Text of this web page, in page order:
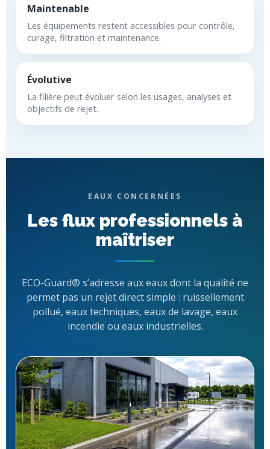
Maintenable
Les équipements restent accessibles pour contrôle,
curage, filtration et maintenance.
Évolutive
La filière peut évoluer selon les usages, analyses et
objectifs de rejet.
EAUX CONCERNÉES
Les flux professionnels à
maîtriser
ECO-Guard® s’adresse aux eaux dont la qualité ne
permet pas un rejet direct simple : ruissellement
pollué, eaux techniques, eaux de lavage, eaux
incendie ou eaux industrielles.